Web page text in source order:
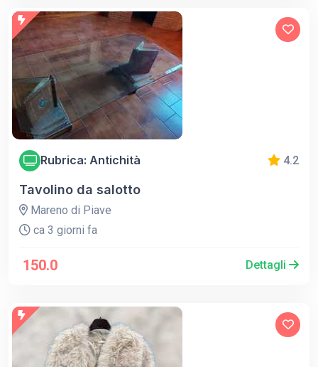
Rubrica: Antichità 4.2
Tavolino da salotto
Mareno di Piave
ca 3 giorni fa
150.0 Dettagli